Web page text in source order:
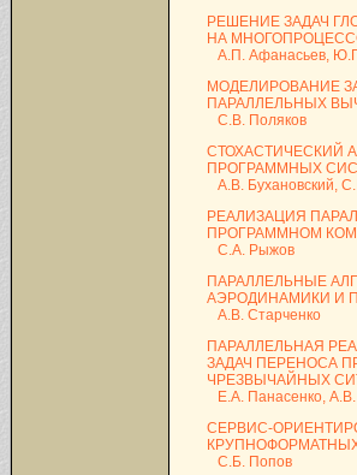
РЕШЕНИЕ ЗАДАЧ
НА
А.П. Афанасьев,
МОДЕЛИРОВАНИЕ
ПАРАЛЛЕЛЬНЫХ
С.В. Поляков
СТОХАСТИЧЕСКИЙ
ПРОГРАММНЫХ
А.В. Бухановский,
РЕАЛИЗАЦИЯ
ПРОГРАММНОМ
С.А. Рыжов
ПАРАЛЛЕЛЬНЫЕ
АЭРОДИНАМИКИ И
А.В. Старченко
ПАРАЛЛЕЛЬНАЯ
ЗАДАЧ ПЕРЕНОСА
ЧРЕЗВЫЧАЙНЫХ
Е.А. Панасенко,
СЕРВИС-
С.Б. Попов